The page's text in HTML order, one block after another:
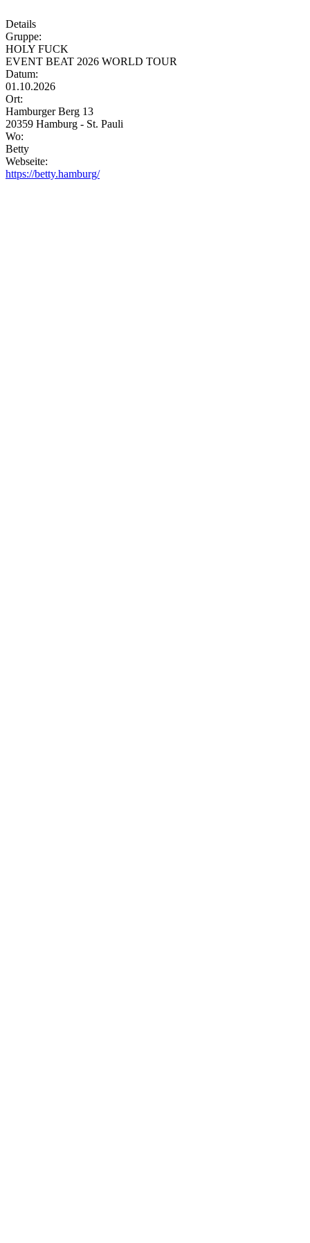
Details
Gruppe:
HOLY FUCK
EVENT BEAT 2026 WORLD TOUR
Datum:
01.10.2026
Ort:
Hamburger Berg 13
20359 Hamburg - St. Pauli
Wo:
Betty
Webseite:
https://betty.hamburg/